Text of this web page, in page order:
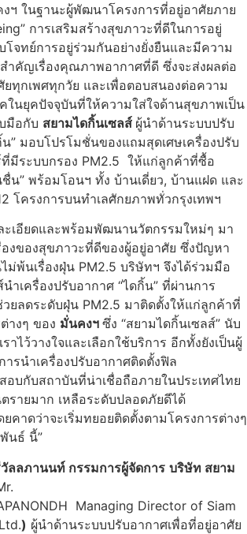
ฯ ในฐานะผู้พัฒนาโครงการที่อยู่อาศัยภาย
การเสริมสร้างสุขภาวะที่ดีในการอยู่
จทย์การอยู่ร่วมกันอย่างยั่งยืนและมีความ
สำคัญเรื่องคุณภาพอากาศที่ดี ซึ่งจะส่งผลต่อ
ทุกเพศทุกวัย และเพื่อตอบสนองต่อความ
ในยุคปัจจุบันที่ให้ความใส่ใจด้านสุขภาพเป็น
มือกับ สยามไดกิ้นเซลส์ ผู้นำด้านระบบปรับ
” มอบโปรโมชั่นของแถมสุดเศษเครื่องปรับ
ที่มีระบบกรอง PM2.5 ให้แก่ลูกค้าที่ซื้อ
น” พร้อมโอนฯ ทั้ง บ้านเดี่ยว, บ้านแฝด และ
โครงการบนทำเลศักยภาพทั่วกรุงเทพฯ
ละเอียดและพร้อมพัฒนานวัตกรรมใหม่ๆ มา
องของสุขภาวะที่ดีของผู้อยู่อาศัย ซึ่งปัญหา
พ้นเรื่องฝุ่น PM2.5 บริษัทฯ จึงได้ร่วมมือ
ำเครื่องปรับอากาศ “ไดกิ้น” ที่ผ่านการ
ยลดระดับฝุ่น PM2.5 มาติดตั้งให้แก่ลูกค้าที่
างๆ ของ มั่นคงฯ ซึ่ง “สยามไดกิ้นเซลส์” นับ
าไว้วางใจและเลือกใช้บริการ อีกทั้งยังเป็นผู้
ารนำเครื่องปรับอากาศติดตั้งฟิล
อบกับสถาบันที่น่าเชื่อถือภายในประเทศไทย
รายมาก เหลือระดับปลอดภัยดีได้
คาดว่าจะเริ่มทยอยติดตั้งตามโครงการต่างๆ
นธ์ นี้”
ลลภานนท์ กรรมการผู้จัดการ บริษัท สยาม
Managing Director of Siam
) ผู้นำด้านระบบปรับอากาศเพื่อที่อยู่อาศัย